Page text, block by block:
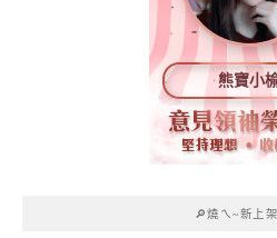
熊寶小
🔎燒ㄟ~新上